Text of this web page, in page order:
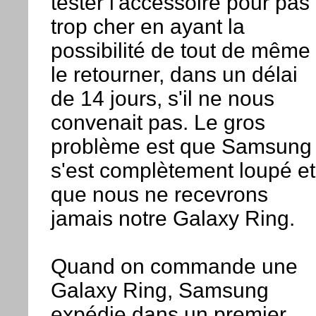
trop cher en ayant la
possibilité de tout de même
le retourner, dans un délai
de 14 jours, s'il ne nous
convenait pas. Le gros
problème est que Samsung
s'est complètement loupé et
que nous ne recevrons
jamais notre Galaxy Ring.
Quand on commande une
Galaxy Ring, Samsung